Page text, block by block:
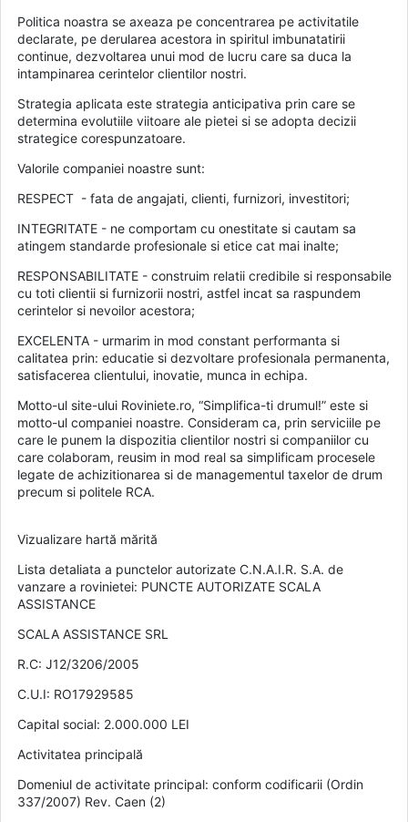
Politica noastra se axeaza pe concentrarea pe activitatile
declarate, pe derularea acestora in spiritul imbunatatirii
continue, dezvoltarea unui mod de lucru care sa duca la
intampinarea cerintelor clientilor nostri.
Strategia aplicata este strategia anticipativa prin care se
determina evolutiile viitoare ale pietei si se adopta decizii
strategice corespunzatoare.
Valorile companiei noastre sunt:
RESPECT - fata de angajati, clienti, furnizori, investitori;
INTEGRITATE - ne comportam cu onestitate si cautam sa
atingem standarde profesionale si etice cat mai inalte;
RESPONSABILITATE - construim relatii credibile si responsabile
cu toti clientii si furnizorii nostri, astfel incat sa raspundem
cerintelor si nevoilor acestora;
EXCELENTA - urmarim in mod constant performanta si
calitatea prin: educatie si dezvoltare profesionala permanenta,
satisfacerea clientului, inovatie, munca in echipa.
Motto-ul site-ului Roviniete.ro, “Simplifica-ti drumul!” este si
motto-ul companiei noastre. Consideram ca, prin serviciile pe
care le punem la dispozitia clientilor nostri si companiilor cu
care colaboram, reusim in mod real sa simplificam procesele
legate de achizitionarea si de managementul taxelor de drum
precum si politele RCA.
Vizualizare hartă mărită
Lista detaliata a punctelor autorizate C.N.A.I.R. S.A. de
vanzare a rovinietei: PUNCTE AUTORIZATE SCALA
ASSISTANCE
SCALA ASSISTANCE SRL
R.C: J12/3206/2005
C.U.I: RO17929585
Capital social: 2.000.000 LEI
Activitatea principală
Domeniul de activitate principal: conform codificarii (Ordin
337/2007) Rev. Caen (2)